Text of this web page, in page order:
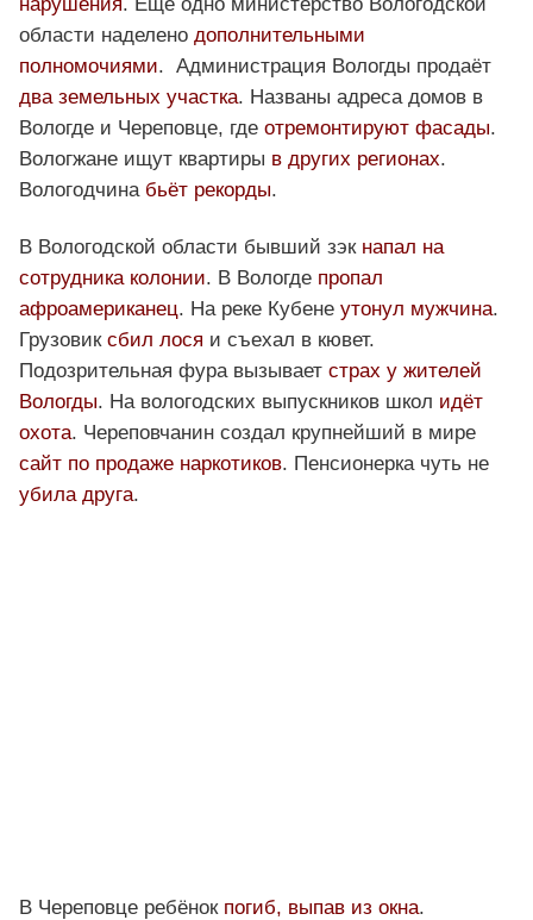
области наделено дополнительными
полномочиями. Администрация Вологды продаёт
два земельных участка. Названы адреса домов в
Вологде и Череповце, где отремонтируют фасады.
Вологжане ищут квартиры в других регионах.
Вологодчина бьёт рекорды.
В Вологодской области бывший зэк напал на
сотрудника колонии. В Вологде пропал
афроамериканец. На реке Кубене утонул мужчина.
Грузовик сбил лося и съехал в кювет.
Подозрительная фура вызывает страх у жителей
Вологды. На вологодских выпускников школ идёт
охота. Череповчанин создал крупнейший в мире
сайт по продаже наркотиков. Пенсионерка чуть не
убила друга.
В Череповце ребёнок погиб, выпав из окна.